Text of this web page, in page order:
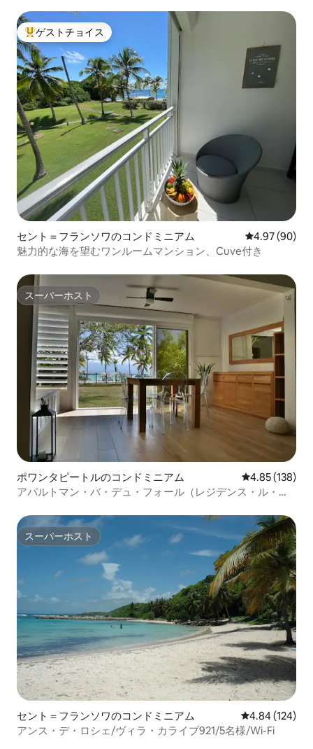
大好評のゲストチョイスです。
ゲストチョイス
セント＝フランソワのコンドミニアム レビュー90
4.97 (90)
魅力的な海を望むワンルームマンション、Cuve付き
スーパーホスト
スーパーホスト
ポワンタピートルのコンドミニアム レビュー138
4.85 (138)
アパルトマン・バ・デュ・フォール（レジデンス・ル・マ
スーパーホスト
スーパーホスト
セント＝フランソワのコンドミニアム レビュー124
4.84 (124)
アンス・デ・ロシェ/ヴィラ・カライブ921/5名様/Wi-Fi